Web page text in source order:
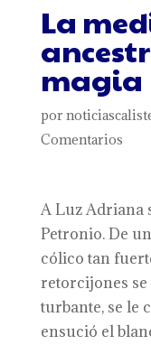
La
magia
por
Comentarios
A Luz Adriana
Petronio. De
cólico tan
retorcijones se
turbante, se le
ensució el